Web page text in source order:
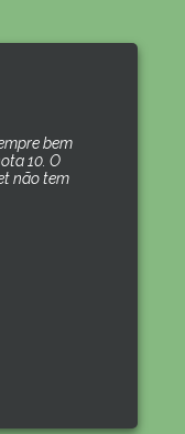
bem
10. O
não tem